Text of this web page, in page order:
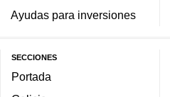
Ayudas para inversiones
SECCIONES
Portada